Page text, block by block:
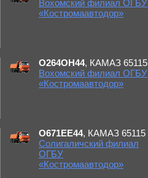
Вохомский филиал ОГБУ
«Костромаавтодор»
О264ОН44, КАМАЗ 65115
Вохомский филиал ОГБУ
«Костромаавтодор»
О671ЕЕ44, КАМАЗ 65115
Солигаличский филиал
ОГБУ
«Костромаавтодор»